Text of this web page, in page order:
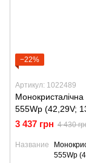
−22%
Артикул: 1022489
555Wp (42,29V;
3 437 грн 4 430
Название
555Wp